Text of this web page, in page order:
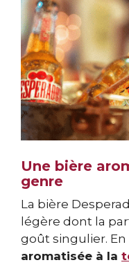
Une bière
genre
La bière
légère dont la
goût singulier.
aromatisée à la